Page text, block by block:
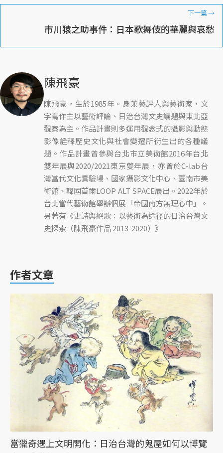
下一篇→
市川猿之助事件：日本歌舞伎的華麗與哀愁
陳飛豪
陳飛豪，生於1985年。身兼藝評人與藝術家，文
字寫作主以藝術評論、日治台灣文史議題與東北亞
觀察為主。作品計畫則多運用觀念式的攝影與動態
影像詮釋歷史文化與社會變遷所衍生出的各種議
題。作品計畫曾參與台北市立美術館2016年台北
雙年展與2020/2021東京雙年展，亦曾於C-lab台
灣當代文化實驗場、國家攝影文化中心、臺南市美
術館、韓國首爾LOOP ALT SPACE展出。2022年於
台北當代藝術館舉辦個展「帝國南方無理心中」。
另著有《史詩與絕歌：以藝術為途徑的日治台灣文
史探索（陳飛豪作品 2013-2020）》
作者文章
當獵奇遇上文明開化：日治台灣的鬼屋如何以博覽